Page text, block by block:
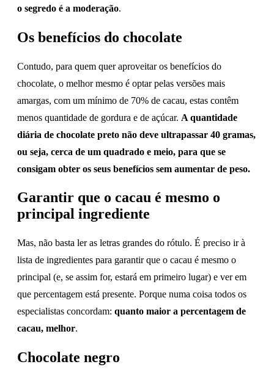
o segredo é a moderação.
Os benefícios do chocolate
Contudo, para quem quer aproveitar os benefícios do
chocolate, o melhor mesmo é optar pelas versões mais
amargas, com um mínimo de 70% de cacau, estas contêm
menos quantidade de gordura e de açúcar. A quantidade
diária de chocolate preto não deve ultrapassar 40 gramas,
ou seja, cerca de um quadrado e meio, para que se
consigam obter os seus benefícios sem aumentar de peso.
Garantir que o cacau é mesmo o
principal ingrediente
Mas, não basta ler as letras grandes do rótulo. É preciso ir à
lista de ingredientes para garantir que o cacau é mesmo o
principal (e, se assim for, estará em primeiro lugar) e ver em
que percentagem está presente. Porque numa coisa todos os
especialistas concordam: quanto maior a percentagem de
cacau, melhor.
Chocolate negro